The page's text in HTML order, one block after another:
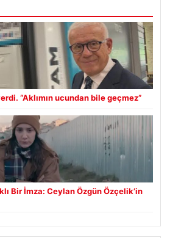
“Aklımın ucundan bile geçmez”
Bir İmza: Ceylan Özgün Özçelik’in